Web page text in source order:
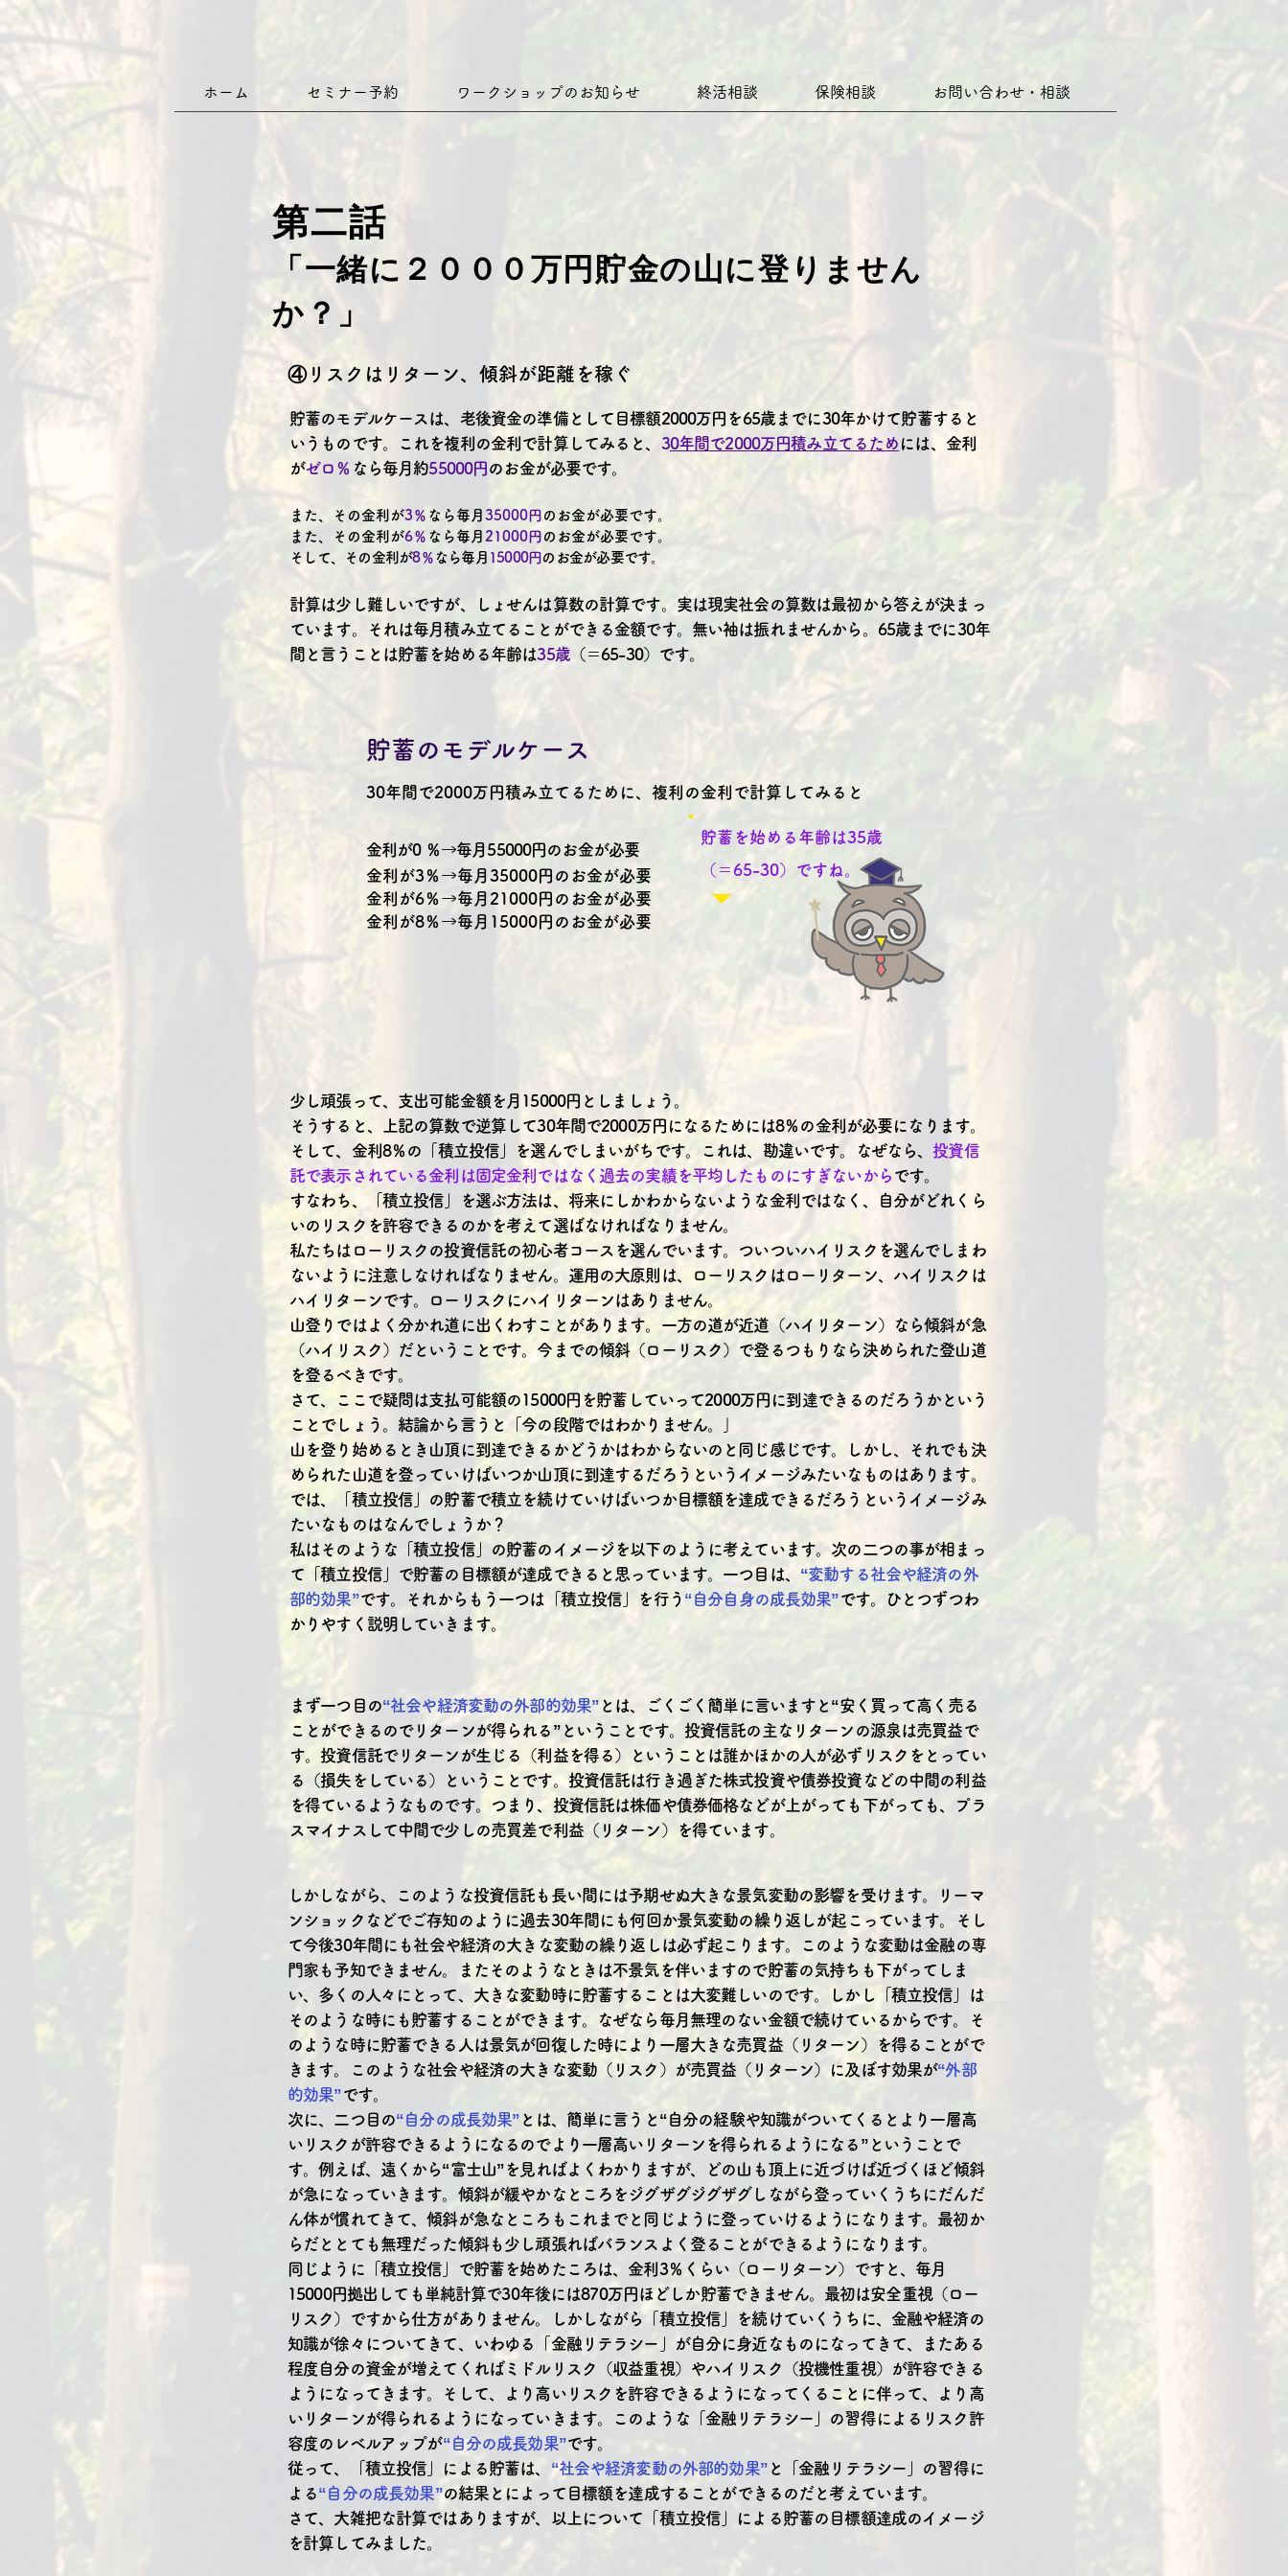
ホーム セミナー予約 ワークショップのお知らせ 終活相談 保険相談 お問い合わせ・相談
第二話
「一緒に２０００万円貯金の山に登りません
か？」
④リスクはリターン、傾斜が距離を稼ぐ​
貯蓄のモデルケースは、老後資金の準備として目標額2000万円を65歳までに30年かけて貯蓄すると
いうものです。これを複利の金利で計算してみると、 30年間で2000万円積み立てるため には、金利
がゼロ％ なら毎月約55000円のお金が必要です。
また、その金利が3％ なら毎月 35000円 のお金が必要です。
また、その金利が6％ なら毎月 21000円 のお金が必要です。
そして、その金利が8％ なら毎月 15000円のお金が必要です。
計算は少し難しいですが、しょせんは算数の計算です。実は現実社会の算数は最初から答えが決まっ
ています。それは毎月積み立てることができる金額です。無い袖は振れませんから。65歳までに30年
間と言うことは貯蓄を始める年齢は35歳（＝65-30）です。
​貯蓄のモデルケース
金利が0 ％→毎月55000円のお金が必要
金利が3％→毎月35000円のお金が必要
金利が6％→毎月21000円のお金が必要
金利が8％→毎月15000円のお金が必要
貯蓄を始める年齢は35歳
（＝65-30）ですね。
30年間で2000万円積み立てるために、複利の金利で計算してみると
少し頑張って、支出可能金額を月15000円としましょう。
そうすると、上記の算数で逆算して30年間で2000万円になるためには8％の金利が必要になります。
そして、金利8％の「積立投信」を選んでしまいがちです。これは、勘違いです。なぜなら、 投資信
託で表示されている金利は固定金利ではなく過去の実績を平均したものにすぎないから です。
すなわち、「積立投信」を選ぶ方法は、将来にしかわからないような金利ではなく、自分がどれくら
いのリスクを許容できるのかを考えて選ばなければなりません。
私たちはローリスクの投資信託の初心者コースを選んでいます。ついついハイリスクを選んでしまわ
ないように注意しなければなりません。運用の大原則は、ローリスクはローリターン、ハイリスクは
ハイリターンです。ローリスクにハイリターンはありません。
山登りではよく分かれ道に出くわすことがあります。一方の道が近道（ハイリターン）なら傾斜が急
（ハイリスク）だということです。今までの傾斜（ローリスク）で登るつもりなら決められた登山道
を登るべきです。
さて、ここで疑問は支払可能額の15000円を貯蓄していって2000万円に到達できるのだろうかという
ことでしょう。結論から言うと「今の段階ではわかりません。｣
山を登り始めるとき山頂に到達できるかどうかはわからないのと同じ感じです。しかし、それでも決
められた山道を登っていけばいつか山頂に到達するだろうというイメージみたいなものはあります。
では、「積立投信」の貯蓄で積立を続けていけばいつか目標額を達成できるだろうというイメージみ
たいなものはなんでしょうか？
私はそのような「積立投信」の貯蓄のイメージを以下のように考えています。次の二つの事が相まっ
て「積立投信」で貯蓄の目標額が達成できると思っています。一つ目は、 “変動する社会や経済の外
部的効果”です。それからもう一つは「積立投信」を行う “自分自身の成長効果”です。ひとつずつわ
かりやすく説明していきます。
まず一つ目の“社会や経済変動の外部的効果” とは、ごくごく簡単に言いますと“安く買って高く売る
ことができるのでリターンが得られる”ということです。投資信託の主なリターンの源泉は売買益で
す。投資信託でリターンが生じる（利益を得る）ということは誰かほかの人が必ずリスクをとってい
る（損失をしている）ということです。投資信託は行き過ぎた株式投資や債券投資などの中間の利益
を得ているようなものです。つまり、投資信託は株価や債券価格などが上がっても下がっても、プラ
スマイナスして中間で少しの売買差で利益（リターン）を得ています。
しかしながら、このような投資信託も長い間には予期せぬ大きな景気変動の影響を受けます。リーマ
ンショックなどでご存知のように過去30年間にも何回か景気変動の繰り返しが起こっています。そし
て今後30年間にも社会や経済の大きな変動の繰り返しは必ず起こります。このような変動は金融の専
門家も予知できません。またそのようなときは不景気を伴いますので貯蓄の気持ちも下がってしま
い、多くの人々にとって、大きな変動時に貯蓄することは大変難しいのです。しかし「積立投信」は
そのような時にも貯蓄することができます。なぜなら毎月無理のない金額で続けているからです。そ
のような時に貯蓄できる人は景気が回復した時により一層大きな売買益（リターン）を得ることがで
きます。このような社会や経済の大きな変動（リスク）が売買益（リターン）に及ぼす効果が“外部
的効果”です。
次に、二つ目の“自分の成長効果” とは、簡単に言うと“自分の経験や知識がついてくるとより一層高
いリスクが許容できるようになるのでより一層高いリターンを得られるようになる”ということで
す。例えば、遠くから“富士山”を見ればよくわかりますが、どの山も頂上に近づけば近づくほど傾斜
が急になっていきます。傾斜が緩やかなところをジグザグジグザグしながら登っていくうちにだんだ
ん体が慣れてきて、傾斜が急なところもこれまでと同じように登っていけるようになります。最初か
らだととても無理だった傾斜も少し頑張ればバランスよく登ることができるようになります。
同じように「積立投信」で貯蓄を始めたころは、金利3％くらい（ローリターン）ですと、毎月
15000円拠出しても単純計算で30年後には870万円ほどしか貯蓄できません。最初は安全重視（ロー
リスク）ですから仕方がありません。しかしながら「積立投信」を続けていくうちに、金融や経済の
知識が徐々についてきて、いわゆる「金融リテラシー」が自分に身近なものになってきて、またある
程度自分の資金が増えてくればミドルリスク（収益重視）やハイリスク（投機性重視）が許容できる
ようになってきます。そして、より高いリスクを許容できるようになってくることに伴って、より高
いリターンが得られるようになっていきます。このような「金融リテラシー」の習得によるリスク許
容度のレベルアップが“自分の成長効果”です。
従って、「積立投信」による貯蓄は、 “社会や経済変動の外部的効果”と「金融リテラシー」の習得に
よる“自分の成長効果”の結果とによって目標額を達成することができるのだと考えています。
さて、大雑把な計算ではありますが、以上について「積立投信」による貯蓄の目標額達成のイメージ
を計算してみました。